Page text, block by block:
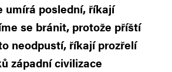
umírá poslední, říkají
se bránit, protože příští
neodpustí, říkají prozřelí
západní civilizace